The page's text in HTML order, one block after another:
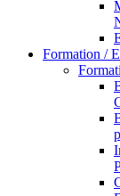
Formation /